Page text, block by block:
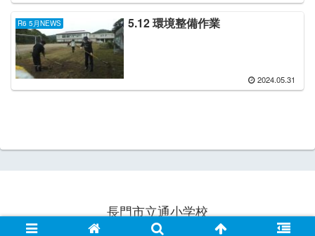
R6 5月NEWS 5.12 環境整備作業
2024.05.31
長門市立通小学校
© 2021 長門市立通小学校.